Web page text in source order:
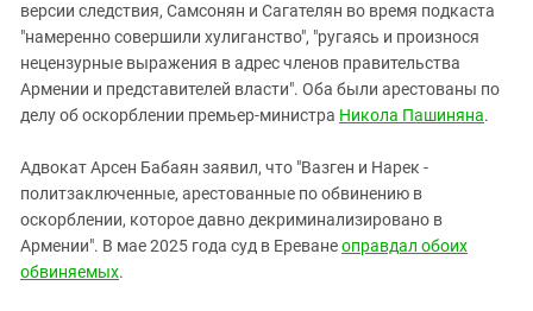
версии следствия, Самсонян и Сагателян во время подкаста
"намеренно совершили хулиганство", "ругаясь и произнося
нецензурные выражения в адрес членов правительства
Армении и представителей власти". Оба были арестованы по
делу об оскорблении премьер-министра Никола Пашиняна.
Адвокат Арсен Бабаян заявил, что "Вазген и Нарек -
политзаключенные, арестованные по обвинению в
оскорблении, которое давно декриминализировано в
Армении". В мае 2025 года суд в Ереванеоправдал обоих
обвиняемых.